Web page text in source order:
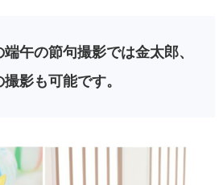
午の節句撮影では金太郎、
影も可能です。